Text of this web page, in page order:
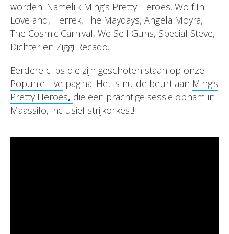
worden. Namelijk Ming’s Pretty Heroes, Wolf In
Loveland, Herrek, The Maydays, Angela Moyra,
The Cosmic Carnival, We Sell Guns, Special Steve,
Dichter en Ziggi Recado.
Eerdere clips die zijn geschoten staan op onze
Popunie Live pagina. Het is nu de beurt aan Ming’s
Pretty Heroes, die een prachtige sessie opnam in
Maassilo, inclusief strijkorkest!